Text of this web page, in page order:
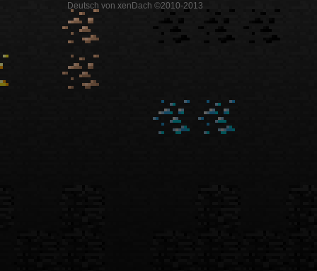
Deutsch von xenDach ©2010-2013